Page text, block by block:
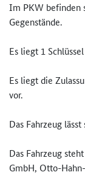
Im PKW befinden
Gegenstände.
Es liegt 1
Es liegt die
vor.
Das Fahrzeug
Das Fahrzeug
GmbH, Otto-